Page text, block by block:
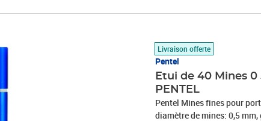
Livraison offerte
Pentel
Etui de 40 Mines
PENTEL
Pentel Mines fines pour
diamètre de mines: 0,5
Prix 5,26€